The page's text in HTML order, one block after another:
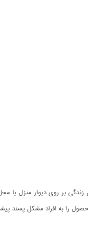
بر روی دیوار منزل یا